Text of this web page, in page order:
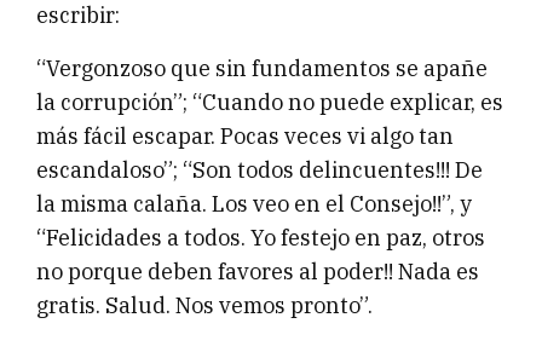
escribir:
“Vergonzoso que sin fundamentos se apañe
la corrupción”; “Cuando no puede explicar, es
más fácil escapar. Pocas veces vi algo tan
escandaloso”; “Son todos delincuentes!!! De
la misma calaña. Los veo en el Consejo!!”, y
“Felicidades a todos. Yo festejo en paz, otros
no porque deben favores al poder!! Nada es
gratis. Salud. Nos vemos pronto”.